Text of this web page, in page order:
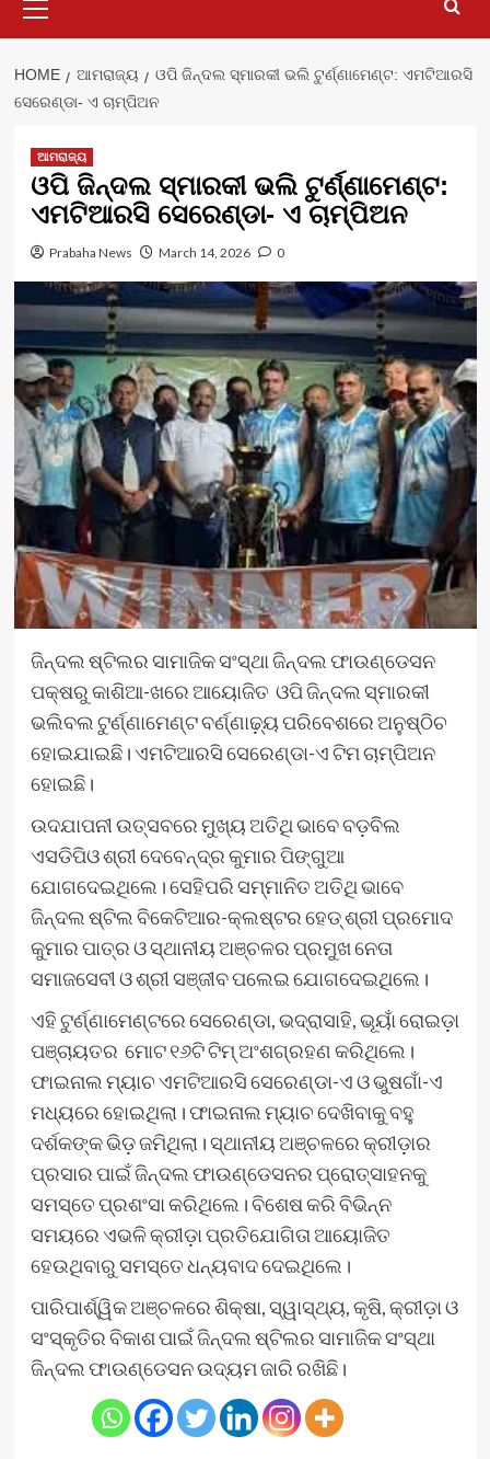
Menu
HOME ଆମରାଜ୍ୟ
ଓପି ଜିନ୍ଦଲ ସ୍ମାରକୀ ଭଲି ଟୁର୍ଣ୍ଣାମେଣ୍ଟ: ଏମଟିଆରସି
ସେରେଣ୍ଡା- ଏ ଚାମ୍ପିଅନ
ଆମରାଜ୍ୟ
ଓପି ଜିନ୍ଦଲ ସ୍ମାରକୀ ଭଲି ଟୁର୍ଣ୍ଣାମେଣ୍ଟ:
ଏମଟିଆରସି ସେରେଣ୍ଡା- ଏ ଚାମ୍ପିଅନ
Prabaha News March 14, 2026 0
ଜିନ୍ଦଲ ଷ୍ଟିଲର ସାମାଜିକ ସଂସ୍ଥା ଜିନ୍ଦଲ ଫାଉଣ୍ଡେସନ
ପକ୍ଷରୁ କାଶିଆ-ଖରେ ଆୟୋଜିତ ଓପି ଜିନ୍ଦଲ ସ୍ମାରକୀ
ଭଲିବଲ ଟୁର୍ଣ୍ଣାମେଣ୍ଟ ବର୍ଣ୍ଣାଢ଼୍ୟ ପରିବେଶରେ ଅନୁଷ୍ଠିଚ
ହୋଇଯାଇଛି। ଏମଟିଆରସି ସେରେଣ୍ଡା-ଏ ଟିମ ଚାମ୍ପିଅନ
ହୋଇଛି।
ଉଦଯାପନୀ ଉତ୍ସବରେ ମୁଖ୍ୟ ଅତିଥି ଭାବେ ବଡ଼ବିଲ
ଏସଡିପିଓ ଶ୍ରୀ ଦେବେନ୍ଦ୍ର କୁମାର ପିଙ୍ଗୁଆ
ଯୋଗଦେଇଥିଲେ। ସେହିପରି ସମ୍ମାନିତ ଅତିଥି ଭାବେ
ଜିନ୍ଦଲ ଷ୍ଟିଲ ବିକେଟିଆର-କ୍ଲଷ୍ଟର ହେଡ୍ ଶ୍ରୀ ପ୍ରମୋଦ
କୁମାର ପାତ୍ର ଓ ସ୍ଥାନୀୟ ଅଞ୍ଚଳର ପ୍ରମୁଖ ନେତା
ସମାଜସେବୀ ଓ ଶ୍ରୀ ସଞ୍ଜୀବ ପଲେଇ ଯୋଗଦେଇଥିଲେ।
ଏହି ଟୁର୍ଣ୍ଣାମେଣ୍ଟରେ ସେରେଣ୍ଡା, ଭଦ୍ରାସାହି, ଭୂୟାଁ ରୋଇଡ଼ା
ପଞ୍ଚାୟତର ମୋଟ ୧୬ଟି ଟିମ୍ ଅଂଶଗ୍ରହଣ କରିଥିଲେ।
ଫାଇନାଲ ମ୍ୟାଚ ଏମଟିଆରସି ସେରେଣ୍ଡା-ଏ ଓ ଭୁଷଗାଁ-ଏ
ମଧ୍ୟରେ ହୋଇଥିଲା। ଫାଇନାଲ ମ୍ୟାଚ ଦେଖିବାକୁ ବହୁ
ଦର୍ଶକଙ୍କ ଭିଡ଼ ଜମିଥିଲା। ସ୍ଥାନୀୟ ଅଞ୍ଚଳରେ କ୍ରୀଡ଼ାର
ପ୍ରସାର ପାଇଁ ଜିନ୍ଦଲ ଫାଉଣ୍ଡେସନର ପ୍ରୋତ୍ସାହନକୁ
ସମସ୍ତେ ପ୍ରଶଂସା କରିଥିଲେ। ବିଶେଷ କରି ବିଭିନ୍ନ
ସମୟରେ ଏଭଳି କ୍ରୀଡ଼ା ପ୍ରତିଯୋଗିତା ଆୟୋଜିତ
ହେଉଥିବାରୁ ସମସ୍ତେ ଧନ୍ୟବାଦ ଦେଇଥିଲେ।
ପାରିପାର୍ଶ୍ୱିକ ଅଞ୍ଚଳରେ ଶିକ୍ଷା, ସ୍ୱାସ୍ଥ୍ୟ, କୃଷି, କ୍ରୀଡ଼ା ଓ
ସଂସ୍କୃତିର ବିକାଶ ପାଇଁ ଜିନ୍ଦଲ ଷ୍ଟିଲର ସାମାଜିକ ସଂସ୍ଥା
ଜିନ୍ଦଲ ଫାଉଣ୍ଡେସନ ଉଦ୍ୟମ ଜାରି ରଖିଛି।